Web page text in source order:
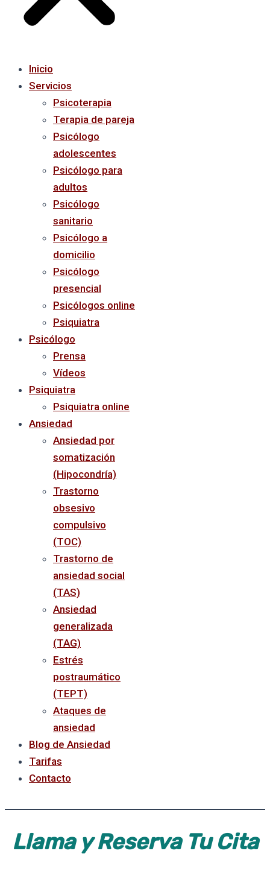
Inicio
Servicios
Psicoterapia
Terapia de pareja
Psicólogo
adolescentes
Psicólogo para
adultos
Psicólogo
sanitario
Psicólogo a
domicilio
Psicólogo
presencial
Psicólogos online
Psiquiatra
Psicólogo
Prensa
Vídeos
Psiquiatra
Psiquiatra online
Ansiedad
Ansiedad por
somatización
(Hipocondría)
Trastorno
obsesivo
compulsivo
(TOC)
Trastorno de
ansiedad social
(TAS)
Ansiedad
generalizada
(TAG)
Estrés
postraumático
(TEPT)
Ataques de
ansiedad
Blog de Ansiedad
Tarifas
Contacto
Llama y Reserva Tu Cita